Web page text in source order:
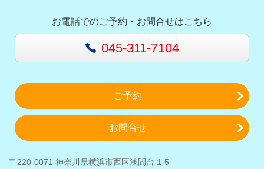
お電話でのご予約・お問合せはこちら
045-311-7104
ご予約
お問合せ
〒220-0071 神奈川県横浜市西区浅間台 1-5